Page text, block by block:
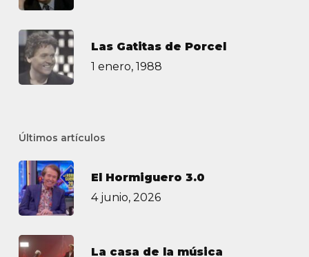
Las Gatitas de Porcel
1 enero, 1988
Últimos artículos
El Hormiguero 3.0
4 junio, 2026
La casa de la música